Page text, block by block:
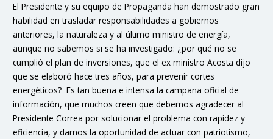
El Presidente y su equipo de Propaganda han demostrado gran
habilidad en trasladar responsabilidades a gobiernos
anteriores, la naturaleza y al último ministro de energía,
aunque no sabemos si se ha investigado: ¿por qué no se
cumplió el plan de inversiones, que el ex ministro Acosta dijo
que se elaboró hace tres años, para prevenir cortes
energéticos? Es tan buena e intensa la campana oficial de
información, que muchos creen que debemos agradecer al
Presidente Correa por solucionar el problema con rapidez y
eficiencia, y darnos la oportunidad de actuar con patriotismo,